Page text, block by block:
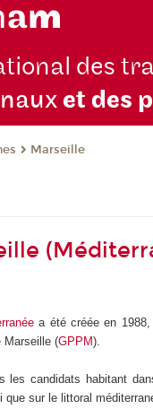
des
et des
Marseille
a été créée en 1988,
Marseille (GPPM).
les candidats habitant
que sur le littoral